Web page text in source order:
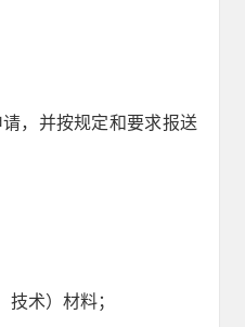
，并按规定和要求报送
术）材料；